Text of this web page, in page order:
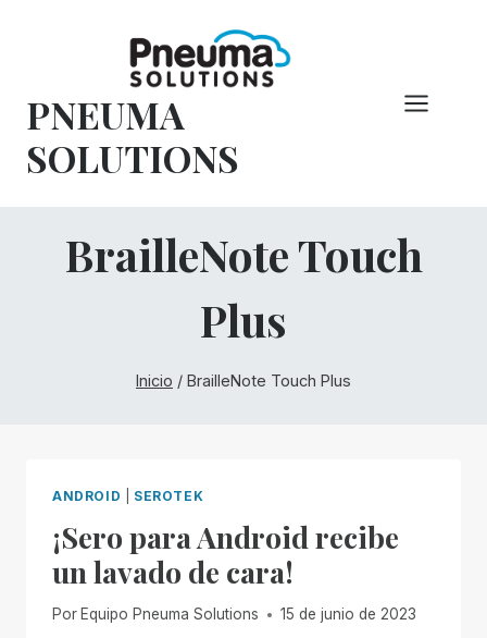
PNEUMA
SOLUTIONS
BrailleNote Touch
Plus
Inicio / BrailleNote Touch Plus
ANDROID SEROTEK
¡Sero para Android recibe
un lavado de cara!
Por Equipo Pneuma Solutions 15 de junio de 2023